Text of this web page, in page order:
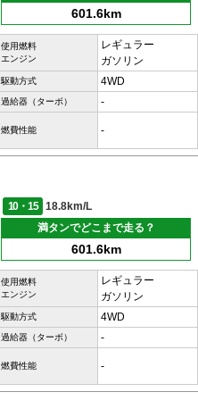
601.6km
使用燃料
エンジン
レギュラー
ガソリン
駆動方式 4WD
過給器（ターボ） -
燃費性能 -
10・15
18.8km/L
満タンでどこまで走る？
601.6km
使用燃料
エンジン
レギュラー
ガソリン
駆動方式 4WD
過給器（ターボ） -
燃費性能 -